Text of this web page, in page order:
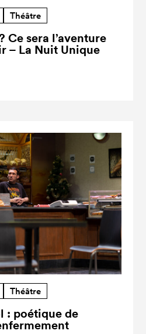
Théâtre
Ce sera l’aventure
– La Nuit Unique
Théâtre
: poétique de